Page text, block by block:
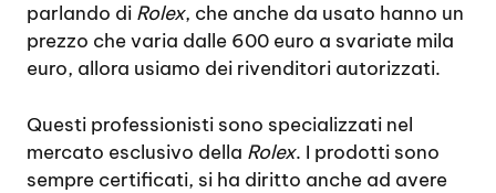
parlando di Rolex, che anche da usato hanno un
prezzo che varia dalle 600 euro a svariate mila
euro, allora usiamo dei rivenditori autorizzati.
Questi professionisti sono specializzati nel
mercato esclusivo della Rolex. I prodotti sono
sempre certificati, si ha diritto anche ad avere